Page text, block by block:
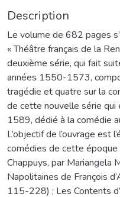
Description
Le volume de 682 pages
« Théâtre fran­çais de la
deuxième série, qui fait
années 1550-1573,
tragédie et quatre sur la
de cette nouvelle série
1589, dédié à la comédie
L’objectif de l’ouvrage est
comédies de cette époque
Chappuys, par Mariangela
Napolitaines de François
115-228) ; Les Contents